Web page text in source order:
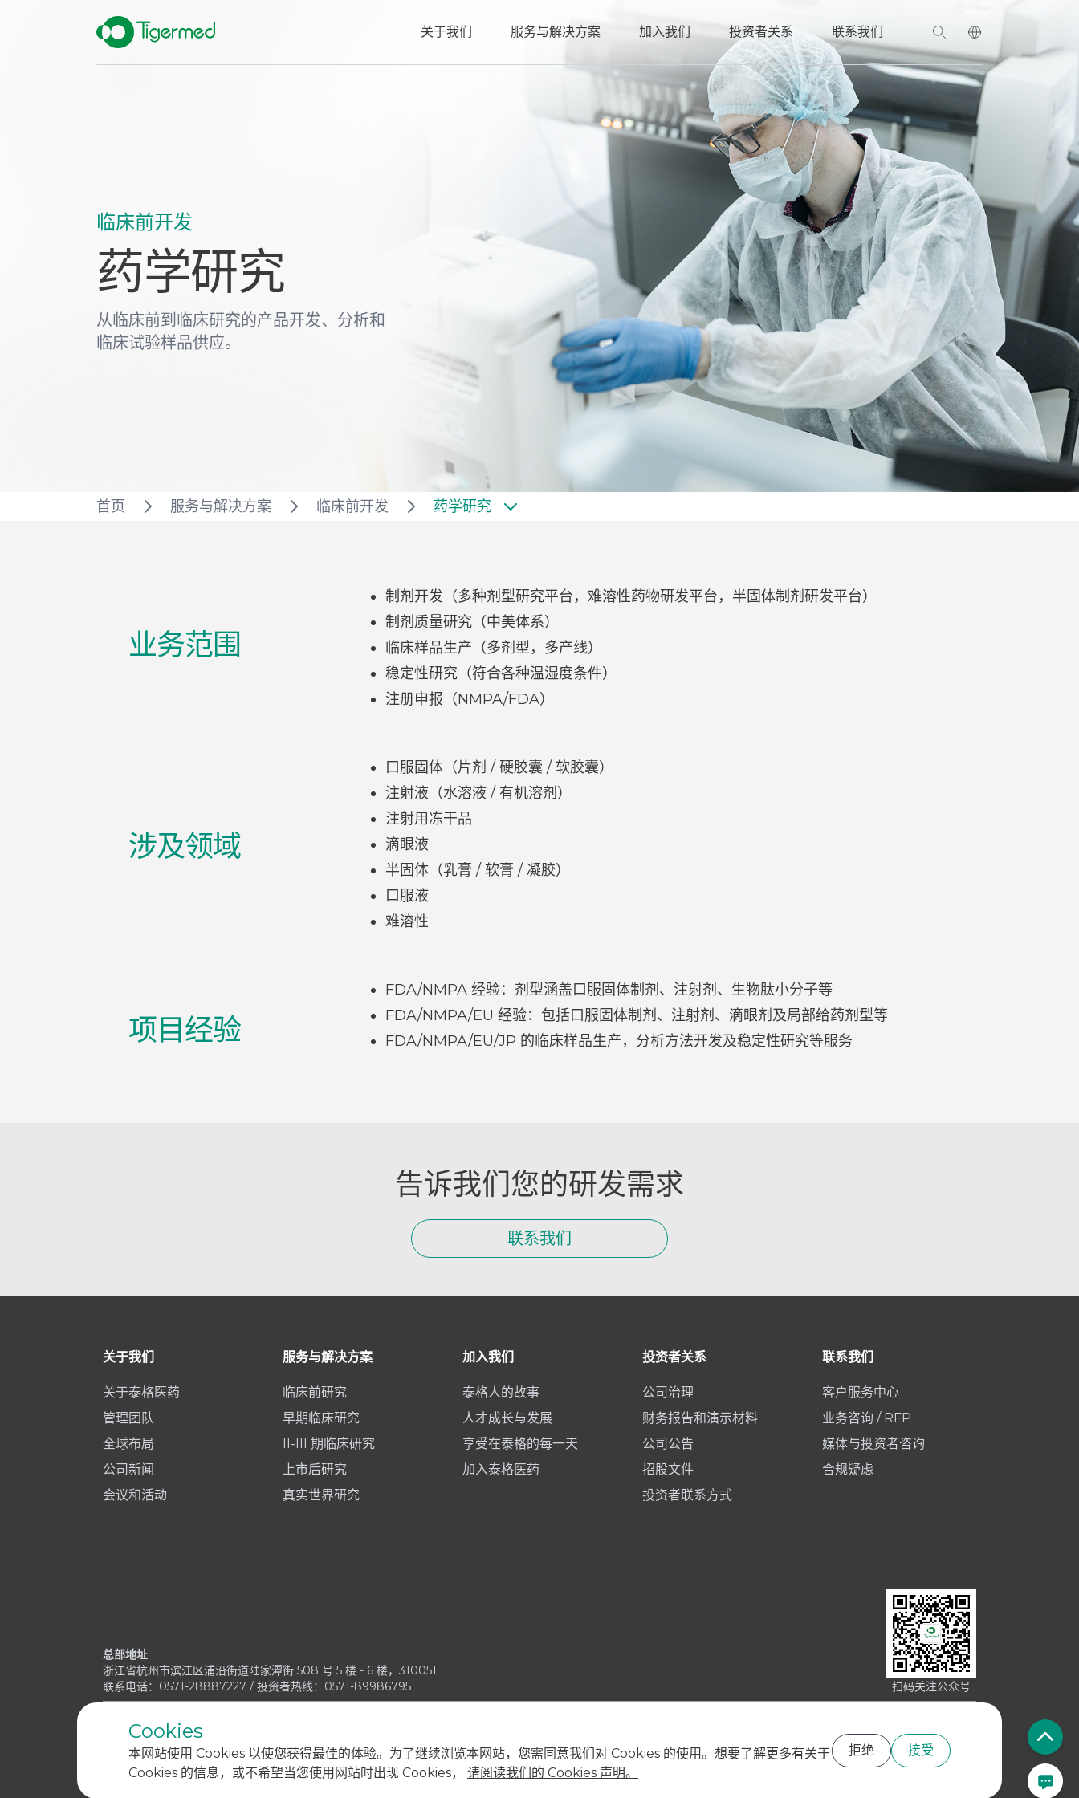
关于我们 服务与解决方案 加入我们 投资者关系 联系我们
临床前开发
药学研究
从临床前到临床研究的产品开发、分析和
临床试验样品供应。
首页 服务与解决方案 临床前开发 药学研究
业务范围
制剂开发（多种剂型研究平台，难溶性药物研发平台，半固体制剂研发平台）
制剂质量研究（中美体系）
临床样品生产（多剂型，多产线）
稳定性研究（符合各种温湿度条件）
注册申报（NMPA/FDA）
涉及领域
口服固体（片剂 / 硬胶囊 / 软胶囊）
注射液（水溶液 / 有机溶剂）
注射用冻干品
滴眼液
半固体（乳膏 / 软膏 / 凝胶）
口服液
难溶性
项目经验
FDA/NMPA 经验：剂型涵盖口服固体制剂、注射剂、生物肽小分子等
FDA/NMPA/EU 经验：包括口服固体制剂、注射剂、滴眼剂及局部给药剂型等
FDA/NMPA/EU/JP 的临床样品生产，分析方法开发及稳定性研究等服务
告诉我们您的研发需求
联系我们
关于我们
关于泰格医药
管理团队
全球布局
公司新闻
会议和活动
服务与解决方案
临床前研究
早期临床研究
II-III 期临床研究
上市后研究
真实世界研究
加入我们
泰格人的故事
人才成长与发展
享受在泰格的每一天
加入泰格医药
投资者关系
公司治理
财务报告和演示材料
公司公告
招股文件
投资者联系方式
联系我们
客户服务中心
业务咨询 / RFP
媒体与投资者咨询
合规疑虑
总部地址
浙江省杭州市滨江区浦沿街道陆家潭街 508 号 5 楼 - 6 楼，310051
联系电话：0571-28887227 / 投资者热线：0571-89986795
扫码关注公众号
Cookies
本网站使用 Cookies 以使您获得最佳的体验。为了继续浏览本网站，您需同意我们对 Cookies 的使用。想要了解更多有关于
Cookies 的信息，或不希望当您使用网站时出现 Cookies， 请阅读我们的 Cookies 声明。
拒绝 接受